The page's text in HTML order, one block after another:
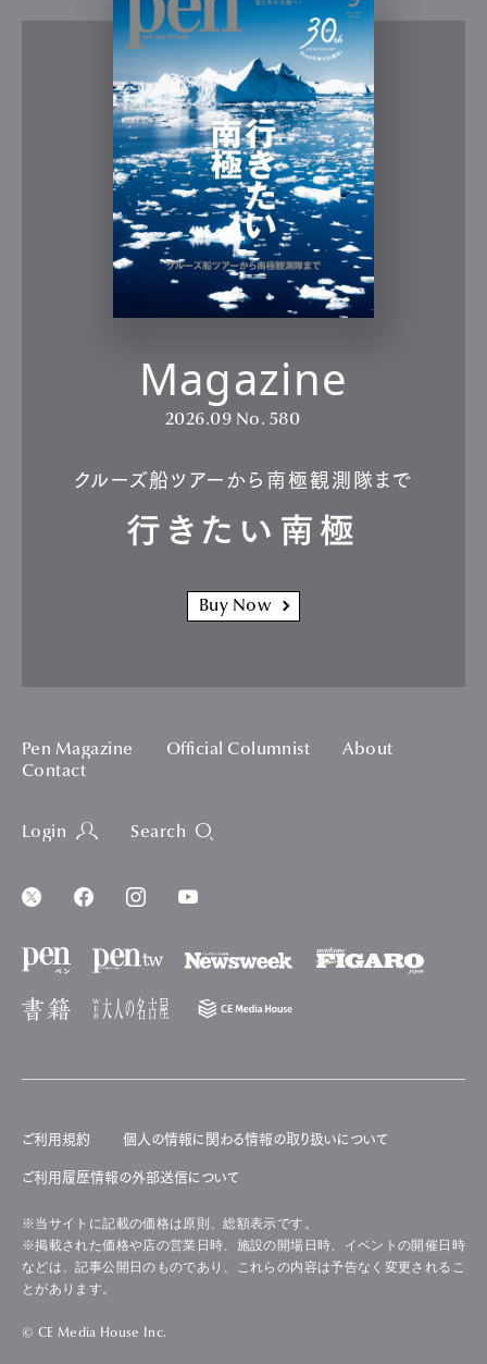
Magazine
2026.09 No. 580
クルーズ船ツアーから南極観測隊まで
行きたい南極
Buy Now
Pen Magazine Official Columnist
About
Contact
Login Search
ご利用規約 個人の情報に関わる情報の取り扱いについて
ご利用履歴情報の外部送信について
※当サイトに記載の価格は原則、総額表示です。
※掲載された価格や店の営業日時、施設の開場日時、イベントの開催日時
などは、記事公開日のものであり、これらの内容は予告なく変更されるこ
とがあります。
© CE Media House Inc.